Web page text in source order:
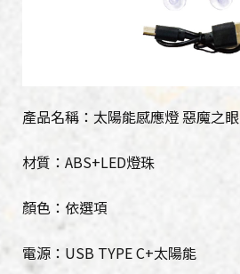
產品名稱：太陽能感應燈 惡魔之眼
材質：ABS+LED燈珠
顏色：依選項
電源：USB TYPE C+太陽能